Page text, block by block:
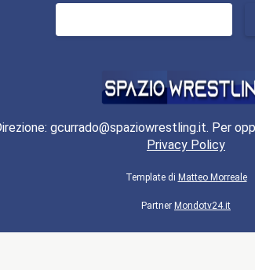
gcurrado@spaziowrestling.it. Per
Privacy Policy
Template di Matteo Morreale
Partner Mondotv24.it